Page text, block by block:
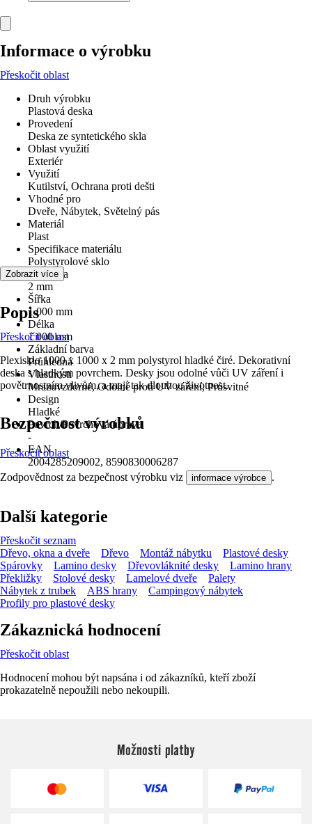
Informace o výrobku
Přeskočit oblast
Druh výrobku
Plastová deska
Provedení
Deska ze syntetického skla
Oblast využití
Exteriér
Využití
Kutilství, Ochrana proti dešti
Vhodné pro
Dveře, Nábytek, Světelný pás
Materiál
Plast
Specifikace materiálu
Polystyrolové sklo
Tloušťka
2 mm
Šířka
1 000 mm
Délka
1 000 mm
Základní barva
Průhledná
Vlastnosti
Mrazuvzdorné, Odolné proti UV záření, Průsvitné
Design
Hladké
Povrch/Povrchová úprava
-
EAN
2004285209002, 8590830006287
Zobrazit více
Popis
Přeskočit oblast
Plexisklo 1000 x 1000 x 2 mm polystyrol hladké čiré. Dekorativní
deska s hladkým povrchem. Desky jsou odolné vůči UV záření i
povětrnostním vlivům, a mají tak dlouhou životnost.
Bezpečnost výrobků
Přeskočit oblast
Zodpovědnost za bezpečnost výrobku viz informace výrobce .
Další kategorie
Přeskočit seznam
Dřevo, okna a dveře
Dřevo Montáž nábytku
Plastové desky
Spárovky
Lamino desky Dřevovláknité desky
Lamino hrany
Překližky
Stolové desky Lamelové dveře
Palety
Nábytek z trubek
ABS hrany
Campingový nábytek
Profily pro plastové desky
Zákaznická hodnocení
Přeskočit oblast
Hodnocení mohou být napsána i od zákazníků, kteří zboží
prokazatelně nepoužili nebo nekoupili.
Možnosti platby